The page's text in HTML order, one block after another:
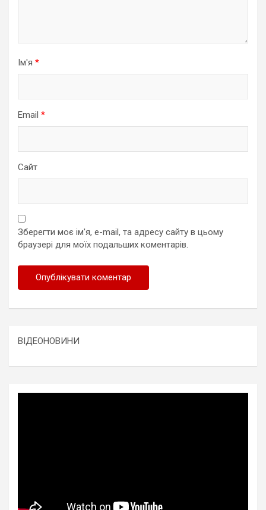
Ім'я *
Email *
Сайт
Зберегти моє ім'я, e-mail, та адресу сайту в цьому
браузері для моїх подальших коментарів.
ВІДЕОНОВИНИ